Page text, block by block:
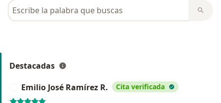
Busca en opiniones
Destacadas
Emilio José Ramírez R. Cita verificada